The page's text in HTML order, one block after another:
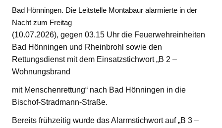
Bad Hönningen. Die Leitstelle Montabaur alarmierte in der
Nacht zum Freitag
(10.07.2026), gegen 03.15 Uhr die Feuerwehreinheiten
Bad Hönningen und Rheinbrohl sowie den
Rettungsdienst mit dem Einsatzstichwort „B 2 –
Wohnungsbrand
mit Menschenrettung“ nach Bad Hönningen in die
Bischof-Stradmann-Straße.
Bereits frühzeitig wurde das Alarmstichwort auf „B 3 –